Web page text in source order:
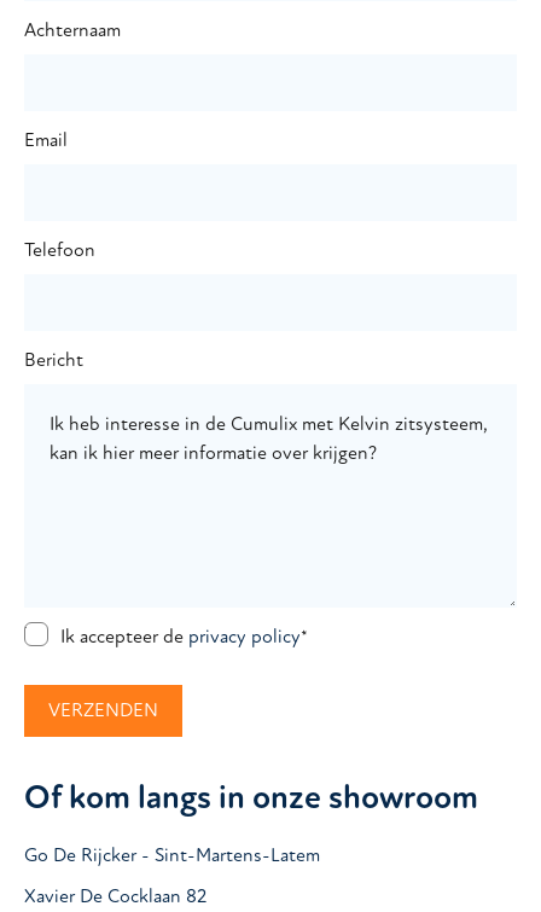
Achternaam
Email
Telefoon
Bericht
Ik accepteer de privacy policy*
Of kom langs in onze showroom
Go De Rijcker - Sint-Martens-Latem
Xavier De Cocklaan 82